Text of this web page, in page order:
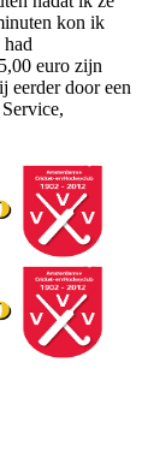
kon ik
euro zijn
eerder door een